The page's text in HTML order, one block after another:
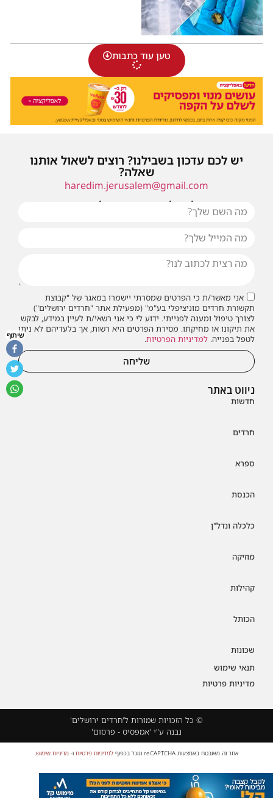
טען עוד כתבות
ניווט באתר
חדשות
חרדים
ספרא
הכנסת
כלכלה ונדל"ן
מוזיקה
קהילות
הכותל
שכונות
תנאי שימוש
מדיניות פרטיות
יש לכם עדכון בשבילנו? רוצים לשאול אותנו
שאלה?
haredim.jerusalem@gmail.com
או שילחו אלינו פנייה ונחזור אליכם בהקדם
אני מאשר/ת כי הפרטים שמסרתי יישמרו במאגר של "קבוצת
תקשורת חרדים מוניציפלי בע"מ" (מפעילת אתר "חרדים ירושלים")
לצורך טיפול ומענה לפנייתי. ידוע לי כי אני רשאי/ת לעיין במידע, לבקש
את תיקונו או מחיקתו. מסירת הפרטים היא רשות, אך בלעדיהם לא ניתן
לטפל בפנייה. למדיניות הפרטיות.
שליחה
© כל הזכויות שמורות ל'חרדים ירושלים'
נבנה ע"י 'אמפסיס - פרסום'
אתר זה מאובטח באמצעות reCAPTCHA וגוגל בכפוף למדיניות פרטיות ו-מדיניות שימוש.
שיתוף